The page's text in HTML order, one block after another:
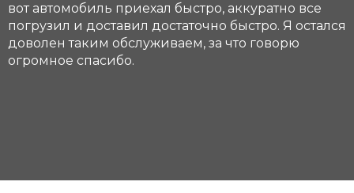
вот автомобиль приехал быстро, аккуратно все
погрузил и доставил достаточно быстро. Я остался
доволен таким обслуживаем, за что говорю
огромное спасибо.